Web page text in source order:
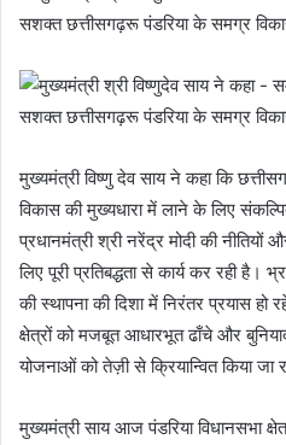
मुख्यमंत्री विष्णु देव साय ने कहा कि
विकास की मुख्यधारा में लाने के लिए
प्रधानमंत्री श्री नरेंद्र मोदी की
लिए पूरी प्रतिबद्धता से कार्य कर रही
की स्थापना की दिशा में निरंतर प्रयास हो
क्षेत्रों को मजबूत आधारभूत ढाँचे और
योजनाओं को तेज़ी से क्रियान्वित किया जा
मुख्यमंत्री साय आज पंडरिया विधानसभा